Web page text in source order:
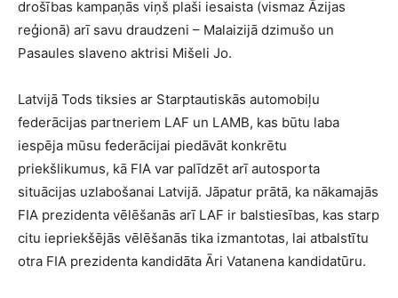
drošības kampaņās viņš plaši iesaista (vismaz Āzijas
reģionā) arī savu draudzeni – Malaizijā dzimušo un
Pasaules slaveno aktrisi Mišeli Jo.
Latvijā Tods tiksies ar Starptautiskās automobiļu
federācijas partneriem LAF un LAMB, kas būtu laba
iespēja mūsu federācijai piedāvāt konkrētu
priekšlikumus, kā FIA var palīdzēt arī autosporta
situācijas uzlabošanai Latvijā. Jāpatur prātā, ka nākamajās
FIA prezidenta vēlēšanās arī LAF ir balstiesības, kas starp
citu iepriekšējās vēlēšanās tika izmantotas, lai atbalstītu
otra FIA prezidenta kandidāta Āri Vatanena kandidatūru.